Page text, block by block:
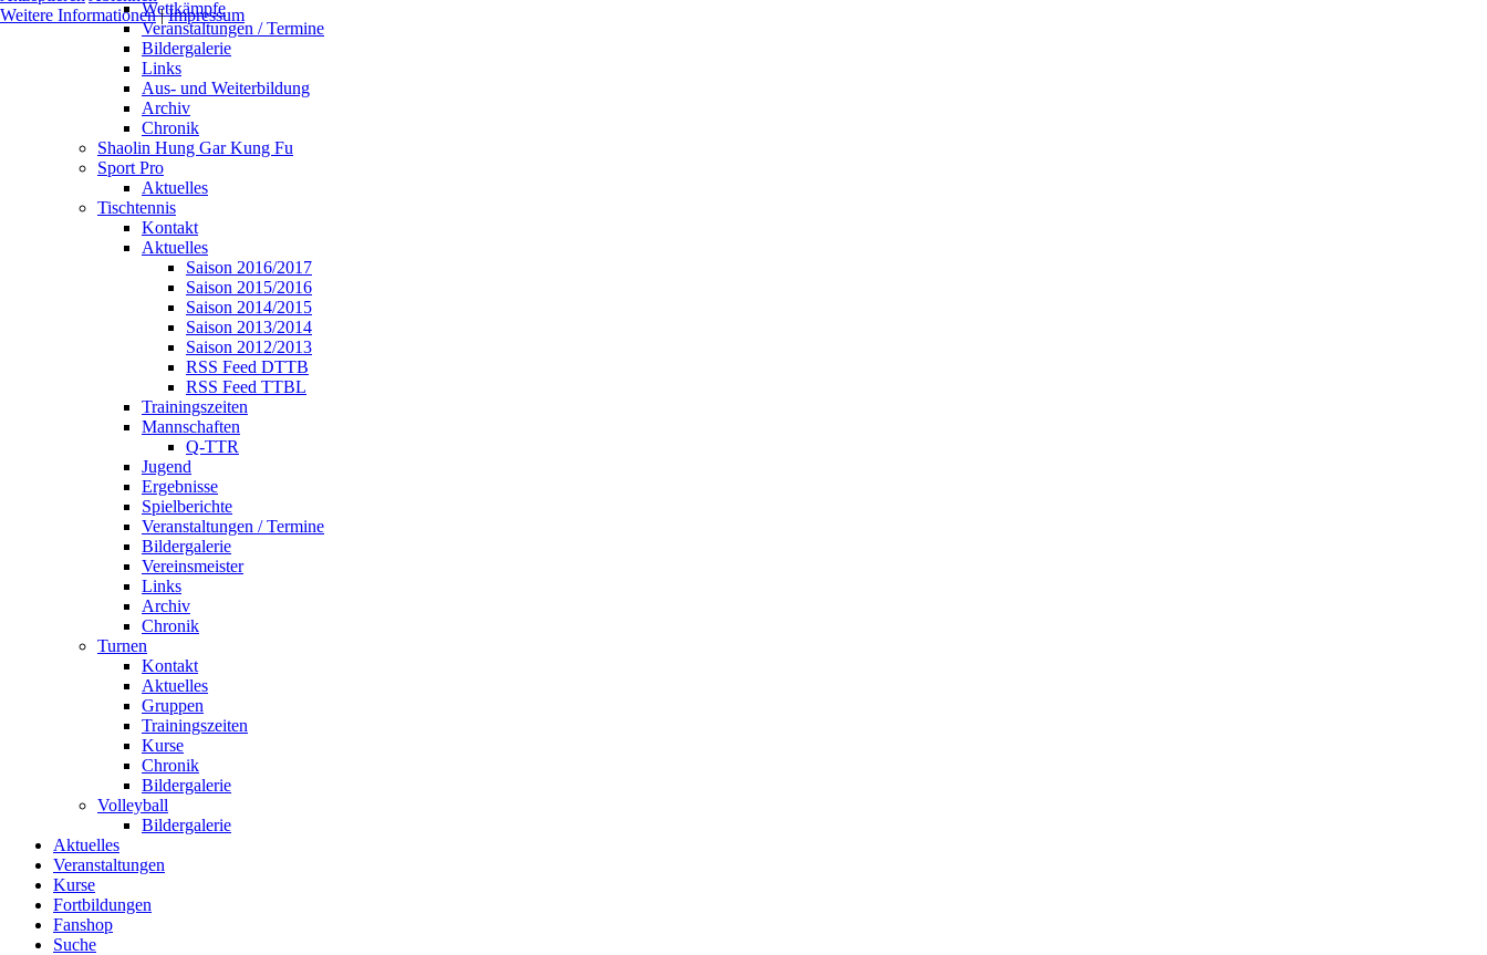
Wettkämpfe
Veranstaltungen / Termine
Bildergalerie
Links
Aus- und Weiterbildung
Archiv
Chronik
Shaolin Hung Gar Kung Fu
Sport Pro
Aktuelles
Tischtennis
Kontakt
Aktuelles
Saison 2016/2017
Saison 2015/2016
Saison 2014/2015
Saison 2013/2014
Saison 2012/2013
RSS Feed DTTB
RSS Feed TTBL
Trainingszeiten
Mannschaften
Q-TTR
Jugend
Ergebnisse
Spielberichte
Veranstaltungen / Termine
Bildergalerie
Vereinsmeister
Links
Archiv
Chronik
Turnen
Kontakt
Aktuelles
Gruppen
Trainingszeiten
Kurse
Chronik
Bildergalerie
Volleyball
Bildergalerie
Aktuelles
Veranstaltungen
Kurse
Fortbildungen
Fanshop
Suche
Weitere Informationen|Impressum